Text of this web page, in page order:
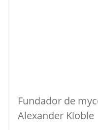
Fundador de
Alexander Kloble